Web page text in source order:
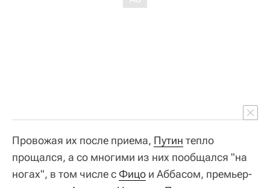
Провожая их после приема, Путин тепло
прощался, а со многими из них пообщался "на
ногах", в том числе с Фицо и Аббасом, премьер-